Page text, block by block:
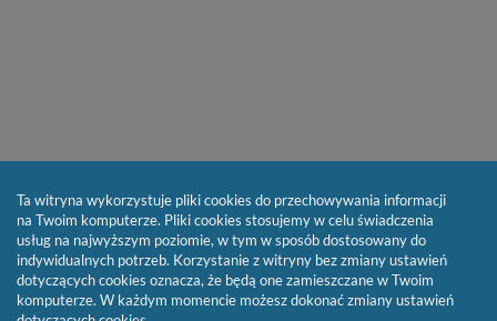
Ta witryna wykorzystuje pliki cookies do przechowywania informacji
na Twoim komputerze. Pliki cookies stosujemy w celu świadczenia
usług na najwyższym poziomie, w tym w sposób dostosowany do
indywidualnych potrzeb. Korzystanie z witryny bez zmiany ustawień
dotyczących cookies oznacza, że będą one zamieszczane w Twoim
komputerze. W każdym momencie możesz dokonać zmiany ustawień